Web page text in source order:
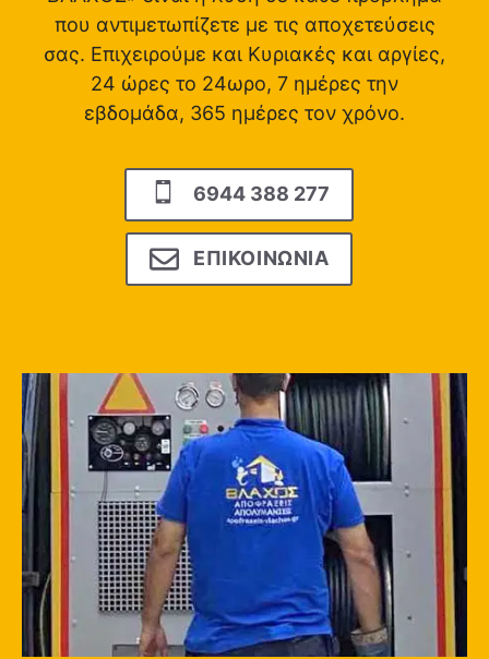
που αντιμετωπίζετε με τις αποχετεύσεις
σας. Επιχειρούμε και Κυριακές και αργίες,
24 ώρες το 24ωρο, 7 ημέρες την
εβδομάδα, 365 ημέρες τον χρόνο.
6944 388 277
ΕΠΙΚΟΙΝΩΝΙΑ